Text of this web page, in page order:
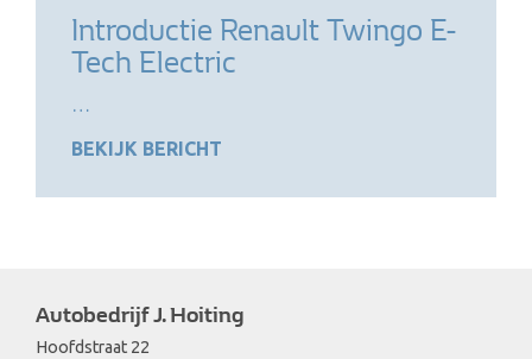
Introductie Renault Twingo E-
Tech Electric
…
BEKIJK BERICHT
Autobedrijf J. Hoiting
Hoofdstraat 22